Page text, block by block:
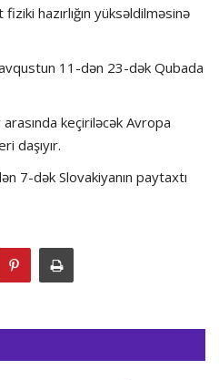
hazırlığın yüksəldilməsinə
11-dən 23-dək Qubada
keçiriləcək Avropa
daşıyır.
7-dək Slovakiyanın paytaxtı